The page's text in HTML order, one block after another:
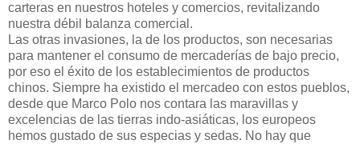
carteras en nuestros hoteles y comercios, revitalizando
nuestra débil balanza comercial.
Las otras invasiones, la de los productos, son necesarias
para mantener el consumo de mercaderías de bajo precio,
por eso el éxito de los establecimientos de productos
chinos. Siempre ha existido el mercadeo con estos pueblos,
desde que Marco Polo nos contara las maravillas y
excelencias de las tierras indo-asiáticas, los europeos
hemos gustado de sus especias y sedas. No hay que